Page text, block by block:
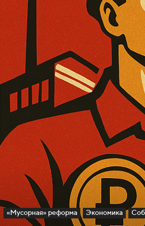
«Мусорная» реформа Экономика